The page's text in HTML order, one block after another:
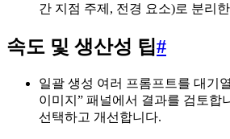
간 지점 주제, 전경 요소)로 분리
속도 및 생산성 팁#
일괄 생성 여러 프롬프트를 대기
이미지” 패널에서 결과를 검토합
선택하고 개선합니다.